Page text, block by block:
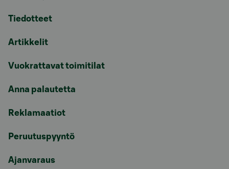
Tiedotteet
Artikkelit
Vuokrattavat toimitilat
Anna palautetta
Reklamaatiot
Peruutuspyyntö
Ajanvaraus